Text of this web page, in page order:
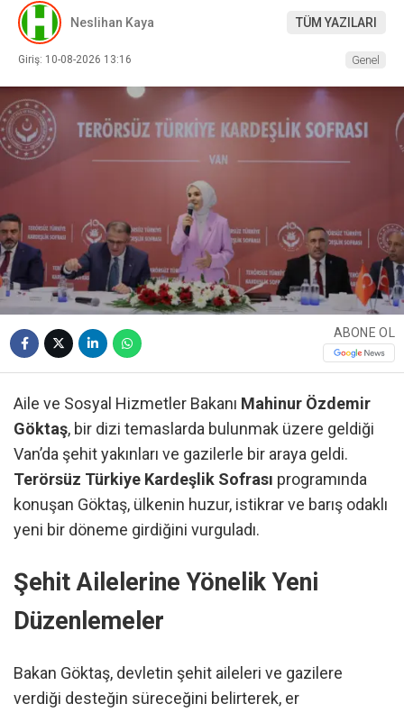
Neslihan Kaya TÜM YAZILARI
Giriş: 10-08-2026 13:16 Genel
ABONE OL
Aile ve Sosyal Hizmetler Bakanı Mahinur Özdemir
Göktaş, bir dizi temaslarda bulunmak üzere geldiği
Van’da şehit yakınları ve gazilerle bir araya geldi.
Terörsüz Türkiye Kardeşlik Sofrası programında
konuşan Göktaş, ülkenin huzur, istikrar ve barış odaklı
yeni bir döneme girdiğini vurguladı.
Şehit Ailelerine Yönelik Yeni
Düzenlemeler
Bakan Göktaş, devletin şehit aileleri ve gazilere
verdiği desteğin süreceğini belirterek, er